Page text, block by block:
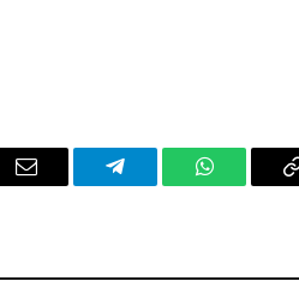
Email Telegram WhatsApp